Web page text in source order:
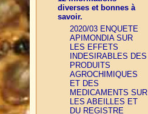
diverses et bonnes à
savoir.
2020/03 ENQUETE
APIMONDIA SUR
LES EFFETS
INDESIRABLES DES
PRODUITS
AGROCHIMIQUES
ET DES
MEDICAMENTS SUR
LES ABEILLES ET
DU REGISTRE